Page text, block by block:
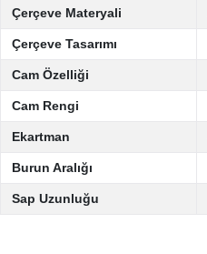
Çerçeve Materyali
Çerçeve Tasarımı
Cam Özelliği
Cam Rengi
Ekartman
Burun Aralığı
Sap Uzunluğu